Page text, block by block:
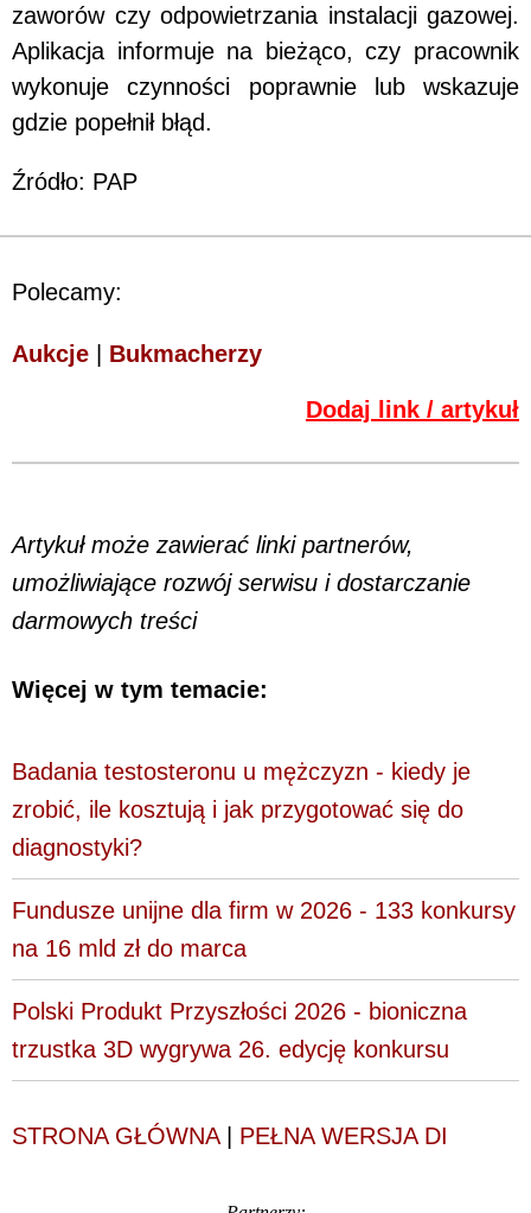
zaworów czy odpowietrzania instalacji gazowej.
Aplikacja informuje na bieżąco, czy pracownik
wykonuje czynności poprawnie lub wskazuje
gdzie popełnił błąd.
Źródło: PAP
Polecamy:
Aukcje Bukmacherzy
Dodaj link / artykuł
Artykuł może zawierać linki partnerów,
umożliwiające rozwój serwisu i dostarczanie
darmowych treści
Więcej w tym temacie:
Badania testosteronu u mężczyzn - kiedy je
zrobić, ile kosztują i jak przygotować się do
diagnostyki?
Fundusze unijne dla firm w 2026 - 133 konkursy
na 16 mld zł do marca
Polski Produkt Przyszłości 2026 - bioniczna
trzustka 3D wygrywa 26. edycję konkursu
STRONA GŁÓWNA| PEŁNA WERSJA DI